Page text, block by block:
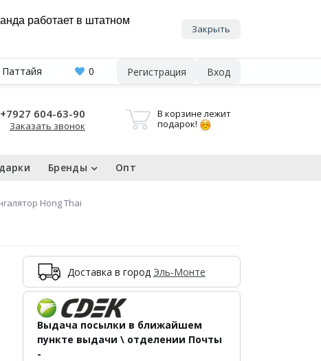
работает в штатном
Закрыть
0 Регистрация Вход
+7927 604-63-90
Заказать звонок
В корзине лежит
подарок!
Бренды Опт
Hong Thai
Доставка в город Эль-Монте
Выдача посылки в ближайшем
пункте выдачи \ отделении Почты
-